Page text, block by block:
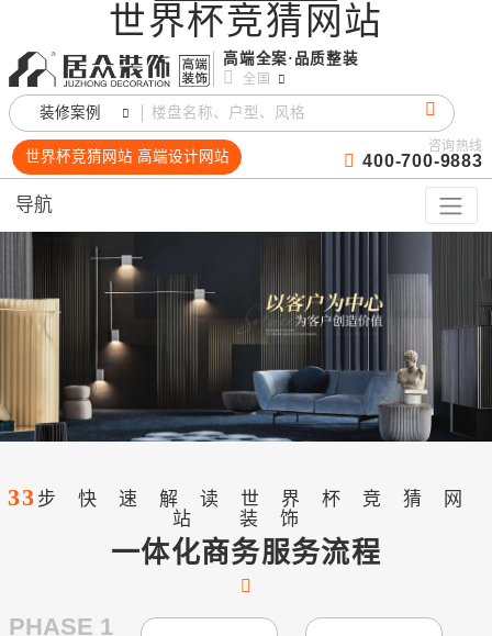
世界杯竞猜网站
高端全案·品质整装
全国
装修案例
世界杯竞猜网站 高端设计网站
咨询热线
400-700-9883
导航
33 步快速解读世界杯竞猜网
站 装饰
一体化商务服务流程
PHASE 1